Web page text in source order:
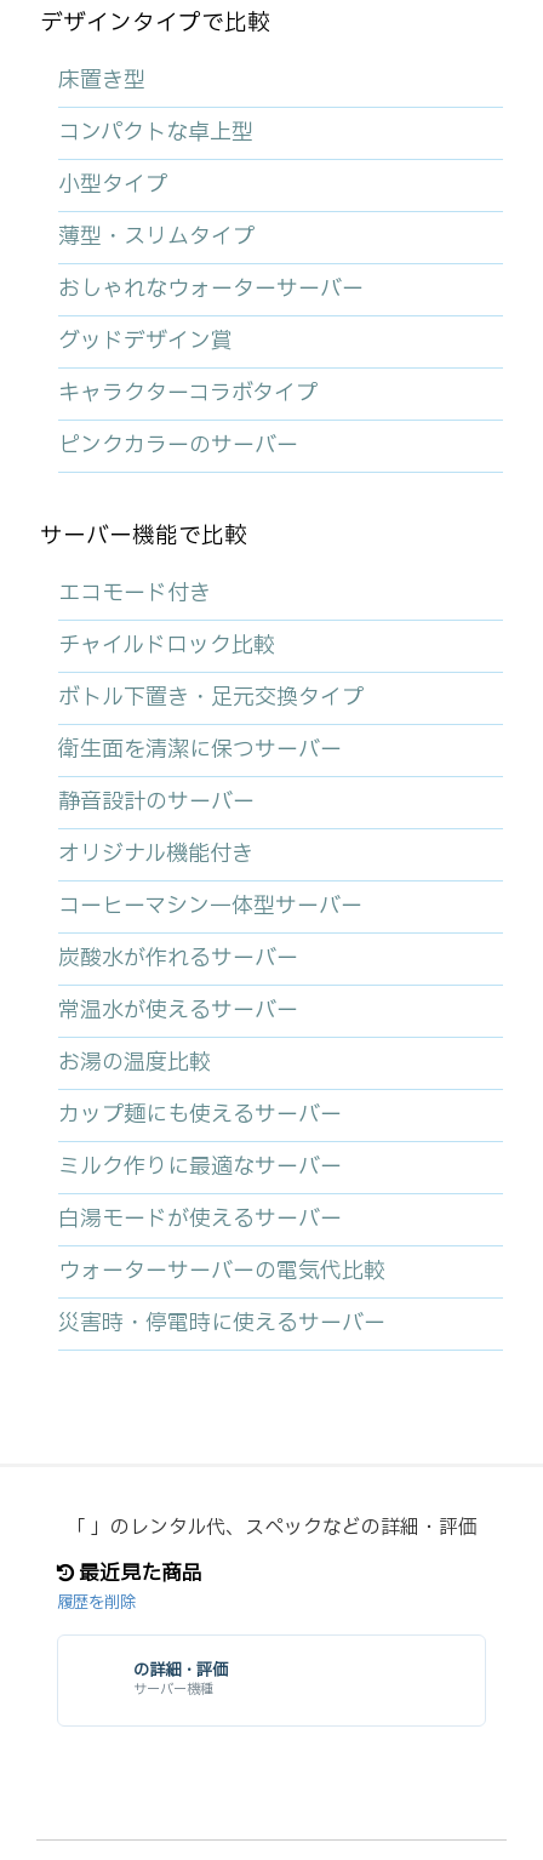
デザインタイプで比較
床置き型
コンパクトな卓上型
小型タイプ
薄型・スリムタイプ
おしゃれなウォーターサーバー
グッドデザイン賞
キャラクターコラボタイプ
ピンクカラーのサーバー
サーバー機能で比較
エコモード付き
チャイルドロック比較
ボトル下置き・足元交換タイプ
衛生面を清潔に保つサーバー
静音設計のサーバー
オリジナル機能付き
コーヒーマシン一体型サーバー
炭酸水が作れるサーバー
常温水が使えるサーバー
お湯の温度比較
カップ麺にも使えるサーバー
ミルク作りに最適なサーバー
白湯モードが使えるサーバー
ウォーターサーバーの電気代比較
災害時・停電時に使えるサーバー
「 」のレンタル代、スペックなどの詳細・評価
最近見た商品
履歴を削除
の詳細・評価
サーバー機種